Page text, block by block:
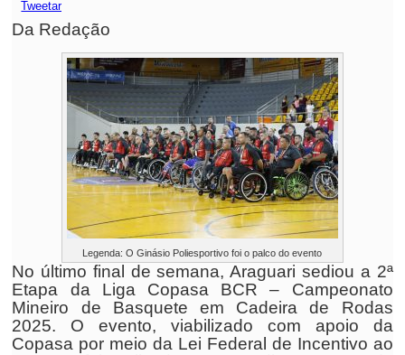
Tweetar
Da Redação
Legenda: O Ginásio Poliesportivo foi o palco do evento
No último final de semana, Araguari sediou a 2ª
Etapa da Liga Copasa BCR – Campeonato
Mineiro de Basquete em Cadeira de Rodas
2025. O evento, viabilizado com apoio da
Copasa por meio da Lei Federal de Incentivo ao